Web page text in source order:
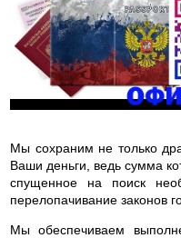
Мы сохраним не только
Ваши деньги, ведь сумма
спущенное на поиск
перелопачивание законов
Мы обеспечиваем